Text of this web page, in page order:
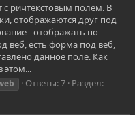
с ричтекстовым полем. В
отображаются друг под
- отображать по
веб, есть форма под веб,
данное поле. Как
этом...
Ответы: 7 Раздел: